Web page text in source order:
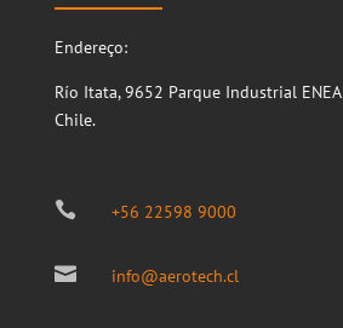
Endereço:
Río Itata, 9652 Parque Industrial ENEA
Chile.
 +56 22598 9000
 info@aerotech.cl